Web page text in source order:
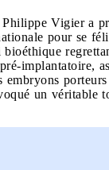
Vigier a
pour se
implantatoire,
embryons porteurs
un véritable